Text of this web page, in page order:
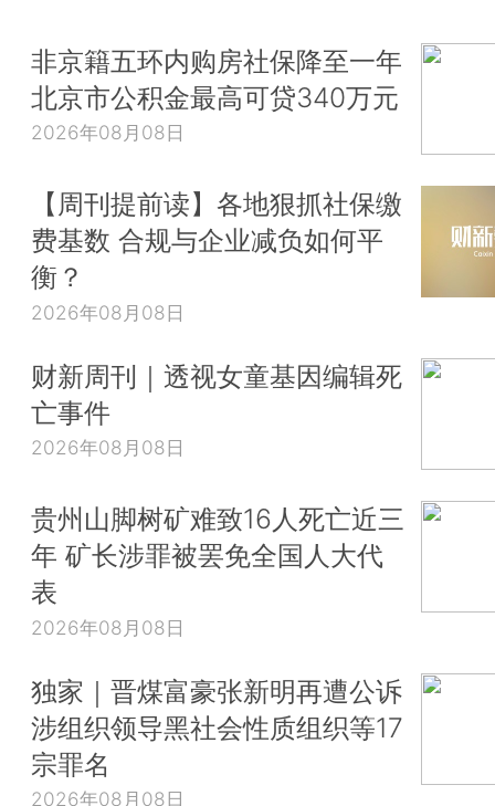
非京籍五环内购房社保降至一年
北京市公积金最高可贷340万元
2026年08月08日
【周刊提前读】各地狠抓社保缴
费基数 合规与企业减负如何平
衡？
2026年08月08日
财新周刊｜透视女童基因编辑死
亡事件
2026年08月08日
贵州山脚树矿难致16人死亡近三
年 矿长涉罪被罢免全国人大代
表
2026年08月08日
独家｜晋煤富豪张新明再遭公诉
涉组织领导黑社会性质组织等17
宗罪名
2026年08月08日